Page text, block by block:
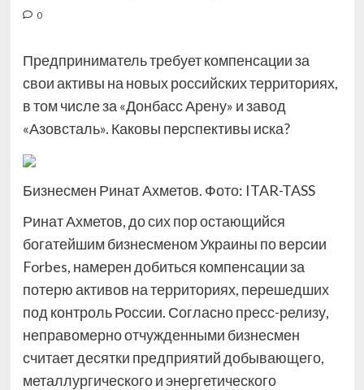
0
Предприниматель требует компенсации за
свои активы на новых российских территориях,
в том числе за «Донбасс Арену» и завод
«Азовсталь». Каковы перспективы иска?
Бизнесмен Ринат Ахметов. Фото: ITAR-TASS
Ринат Ахметов, до сих пор остающийся
богатейшим бизнесменом Украины по версии
Forbes, намерен добиться компенсации за
потерю активов на территориях, перешедших
под контроль России. Согласно пресс-релизу,
неправомерно отчужденными бизнесмен
считает десятки предприятий добывающего,
металлургического и энергетического